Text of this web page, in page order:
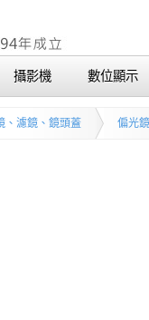
攝影機 數位顯示
、濾鏡、鏡頭蓋 偏光鏡